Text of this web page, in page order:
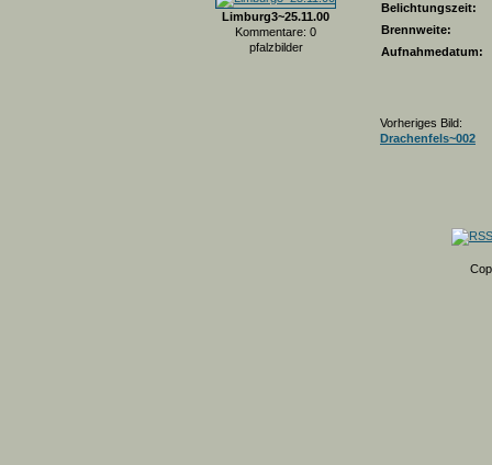
Limburg3~25.11.00
Kommentare: 0
pfalzbilder
Belichtungszeit:
Brennweite:
Aufnahmedatum:
Vorheriges Bild:
Drachenfels~002